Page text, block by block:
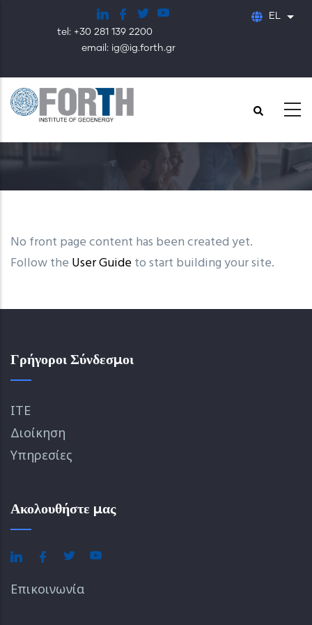
κυρίως
περιεχόμενο
tel: +30 281 139 2200
email: ig@ig.forth.gr
EL
No front page content has been created yet.
Follow the User Guideto start building your site.
Γρήγοροι Σύνδεσμοι
ΙΤΕ
Διοίκηση
Υπηρεσίες
Ακολουθήστε μας
Επικοινωνία